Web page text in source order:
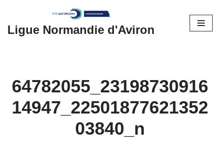
Aller
Ligue Normandie d'Aviron
64782055_23198730916
14947_22501877621352
03840_n